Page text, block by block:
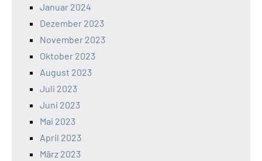
Januar 2024
Dezember 2023
November 2023
Oktober 2023
August 2023
Juli 2023
Juni 2023
Mai 2023
April 2023
März 2023